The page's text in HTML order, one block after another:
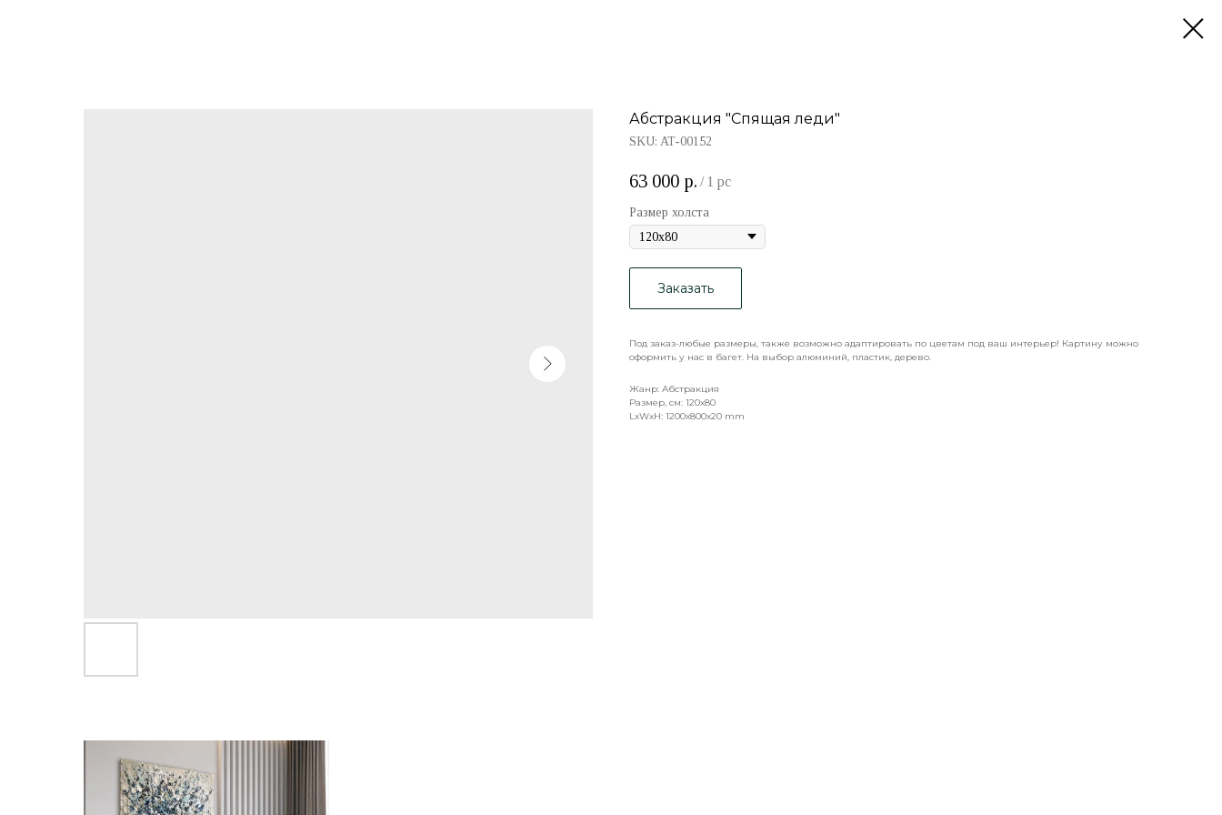
Абстракция "Спящая леди"
SKU: AT-00152
63 000 р. / 1 pc
Размер холста
Заказать
Под заказ-любые размеры, также возможно адаптировать по цветам под ваш интерьер! Картину можно
оформить у нас в багет. На выбор алюминий, пластик, дерево.
Жанр: Абстракция
Размер, см: 120х80
LxWxH: 1200x800x20 mm